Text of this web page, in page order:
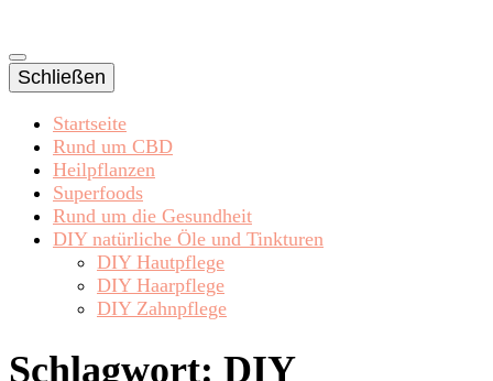
Schließen
Startseite
Rund um CBD
Heilpflanzen
Superfoods
Rund um die Gesundheit
DIY natürliche Öle und Tinkturen
DIY Hautpflege
DIY Haarpflege
DIY Zahnpflege
Schlagwort: DIY